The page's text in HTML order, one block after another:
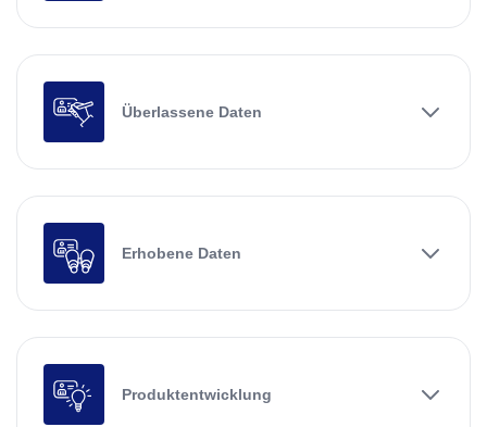
Überlassene Daten
Erhobene Daten
Produktentwicklung